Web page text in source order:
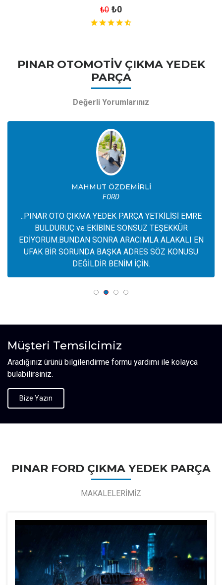
₺0 ₺0
PINAR OTOMOTİV ÇIKMA YEDEK
PARÇA
Değerli Yorumlarınız
FORD CONNECT
göğüs torpido üst cep dediğimiz parçayı PINAR OTO
da buldum.Gerçekten saygın ve güvenilir olan bu firma
ya çok teşekkür ediyorum .
Müşteri Temsilcimiz
Aradığınız ürünü bilgilendirme formu yardımı ile kolayca
bulabilirsiniz.
Bize Yazın
MAKALELERİMİZ